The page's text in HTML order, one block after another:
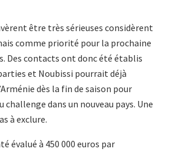
être très sérieuses considèrent
comme priorité pour la prochaine
Des contacts ont donc été établis
et Noubissi pourrait déjà
dès la fin de saison pour
challenge dans un nouveau pays. Une
à exclure.
évalué à 450 000 euros par